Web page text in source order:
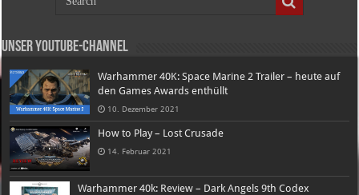
Unser Youtube-Channel
Warhammer 40K: Space Marine 2 Trailer – heute auf
den Games Awards enthüllt
10. Dezember 2021
How to Play – Lost Crusade
14. Februar 2021
Warhammer 40k: Review – Dark Angels 9th Codex